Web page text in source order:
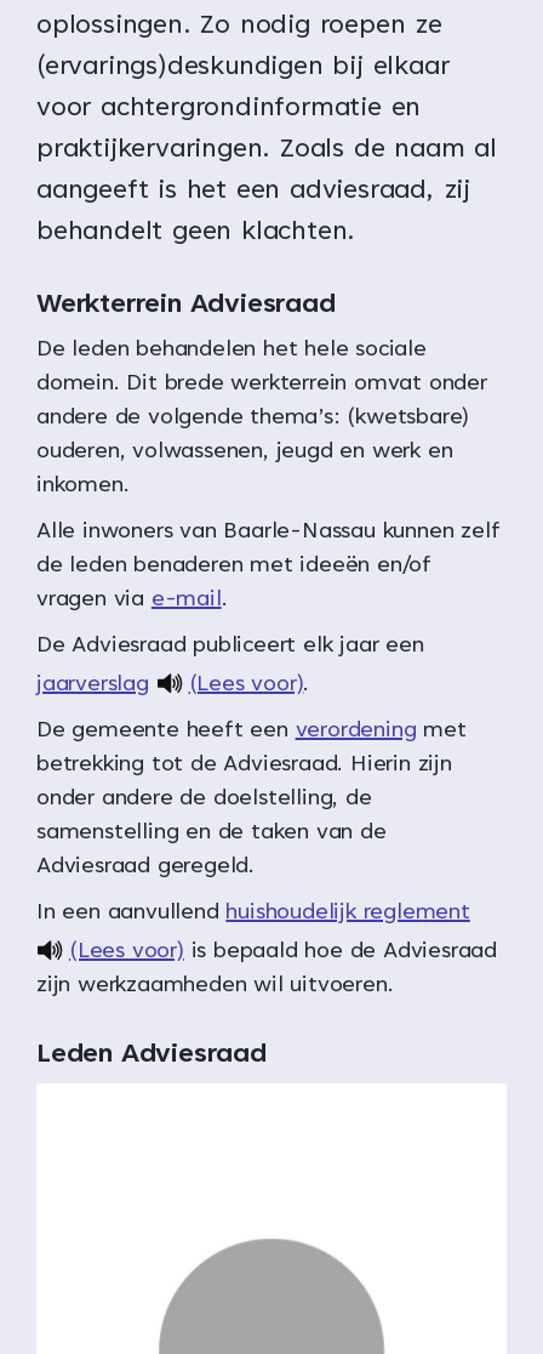
oplossingen. Zo nodig roepen ze
(ervarings)deskundigen bij elkaar
voor achtergrondinformatie en
praktijkervaringen. Zoals de naam al
aangeeft is het een adviesraad, zij
behandelt geen klachten.
Werkterrein Adviesraad
De leden behandelen het hele sociale
domein. Dit brede werkterrein omvat onder
andere de volgende thema’s: (kwetsbare)
ouderen, volwassenen, jeugd en werk en
inkomen.
Alle inwoners van Baarle-Nassau kunnen zelf
de leden benaderen met ideeën en/of
vragen via e-mail.
De Adviesraad publiceert elk jaar een
jaarverslag
(Lees voor).
De gemeente heeft een verordening met
betrekking tot de Adviesraad. Hierin zijn
onder andere de doelstelling, de
samenstelling en de taken van de
Adviesraad geregeld.
In een aanvullend huishoudelijk reglement
(Lees voor) is bepaald hoe de Adviesraad
zijn werkzaamheden wil uitvoeren.
Leden Adviesraad